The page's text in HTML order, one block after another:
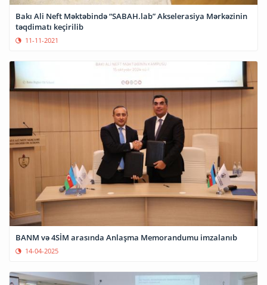
Bakı Ali Neft Məktəbində “SABAH.lab” Akselerasiya Mərkəzinin
təqdimatı keçirilib
11-11-2021
BANM və 4SİM arasında Anlaşma Memorandumu imzalanıb
14-04-2025